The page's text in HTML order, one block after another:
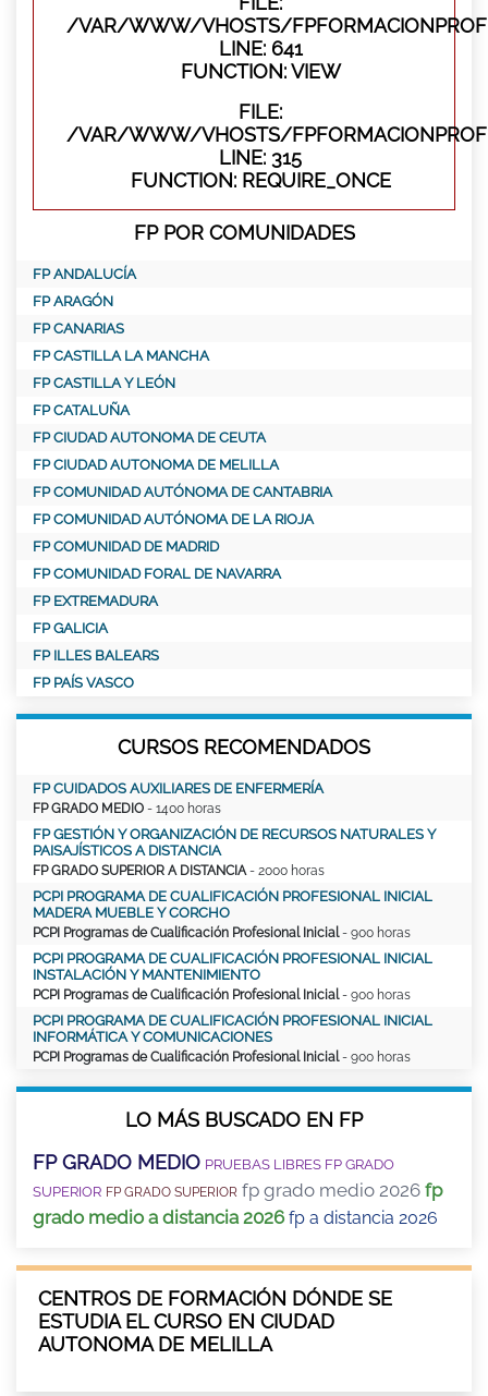
/VAR/WWW/VHOSTS/
LINE: 641
FUNCTION: VIEW
FILE:
/VAR/WWW/VHOSTS/
LINE: 315
FUNCTION: REQUIRE_ONCE
FP POR COMUNIDADES
FP ANDALUCÍA
FP ARAGÓN
FP CANARIAS
FP CASTILLA LA MANCHA
FP CASTILLA Y LEÓN
FP CATALUÑA
FP CIUDAD AUTONOMA DE CEUTA
FP CIUDAD AUTONOMA DE MELILLA
FP COMUNIDAD AUTÓNOMA DE CANTABRIA
FP COMUNIDAD AUTÓNOMA DE LA RIOJA
FP COMUNIDAD DE MADRID
FP COMUNIDAD FORAL DE NAVARRA
FP EXTREMADURA
FP GALICIA
FP ILLES BALEARS
FP PAÍS VASCO
CURSOS RECOMENDADOS
FP CUIDADOS AUXILIARES DE ENFERMERÍA
FP GRADO MEDIO - 1400 horas
FP GESTIÓN Y ORGANIZACIÓN DE RECURSOS NATURALES Y
PAISAJÍSTICOS A DISTANCIA
FP GRADO SUPERIOR A DISTANCIA - 2000 horas
PCPI PROGRAMA DE CUALIFICACIÓN PROFESIONAL INICIAL
MADERA MUEBLE Y CORCHO
PCPI Programas de Cualificación Profesional Inicial- 900 horas
PCPI PROGRAMA DE CUALIFICACIÓN PROFESIONAL INICIAL
INSTALACIÓN Y MANTENIMIENTO
PCPI Programas de Cualificación Profesional Inicial- 900 horas
PCPI PROGRAMA DE CUALIFICACIÓN PROFESIONAL INICIAL
INFORMÁTICA Y COMUNICACIONES
PCPI Programas de Cualificación Profesional Inicial- 900 horas
LO MÁS BUSCADO EN FP
FP GRADO MEDIO PRUEBAS LIBRES FP GRADO
SUPERIOR FP GRADO SUPERIOR fp grado medio 2026 fp
grado medio a distancia 2026 fp a distancia 2026
CENTROS DE FORMACIÓN DÓNDE SE
ESTUDIA EL CURSO EN CIUDAD
AUTONOMA DE MELILLA